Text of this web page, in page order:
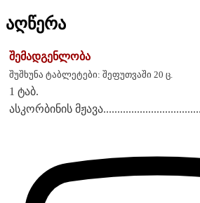
აღწერა
შემადგენლობა
შუშხუნა ტაბლეტები: შეფუთვაში 20 ც.
1 ტაბ.
ასკორბინის